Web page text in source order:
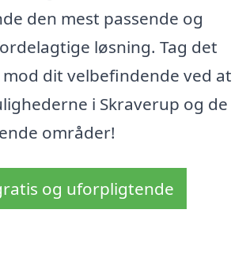
den mest passende og
løsning. Tag det
dit velbefindende ved at
i Skraverup og de
områder!
og uforpligtende